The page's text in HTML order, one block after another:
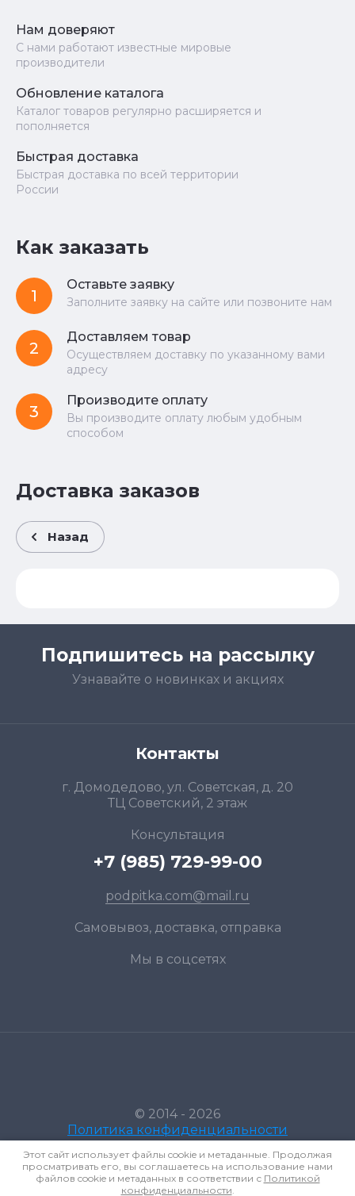
Нам доверяют
С нами работают известные мировые
производители
Обновление каталога
Каталог товаров регулярно расширяется и
пополняется
Быстрая доставка
Быстрая доставка по всей территории
России
Как заказать
1
Оставьте заявку
Заполните заявку на сайте или позвоните нам
2
Доставляем товар
Осуществляем доставку по указанному вами
адресу
3
Производите оплату
Вы производите оплату любым удобным
способом
Доставка заказов
Назад
Подпишитесь на рассылку
Узнавайте о новинках и акциях
Контакты
г. Домодедово, ул. Советская, д. 20
ТЦ Советский, 2 этаж
Консультация
+7 (985) 729-99-00
podpitka.com@mail.ru
Самовывоз, доставка, отправка
Мы в соцсетях
© 2014 - 2026
Политика конфиденциальности
Этот сайт использует файлы cookie и метаданные. Продолжая
просматривать его, вы соглашаетесь на использование нами
файлов cookie и метаданных в соответствии с Политикой
конфиденциальности.